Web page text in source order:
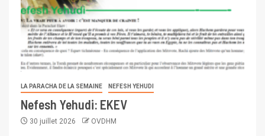
LA PARACHA DE LA SEMAINE NEFESH YEHUDI
Nefesh Yehudi: EKEV
30 juillet 2026 OVDHM